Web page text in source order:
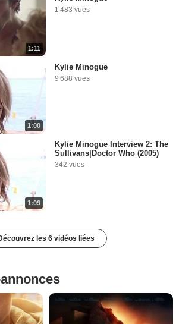
1:11
1 483 vues
1:00
Kylie Minogue
9 688 vues
1:09
Kylie Minogue Interview 2: The
Sullivans|Doctor Who (2005)
342 vues
les 6 vidéos liées